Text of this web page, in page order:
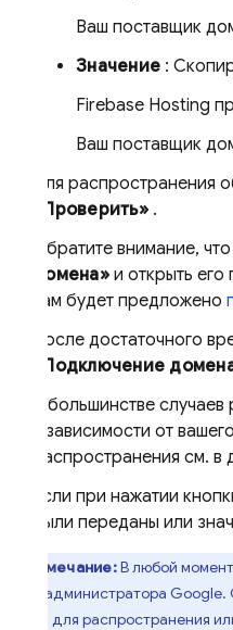
Ваш поставщик
Значение :
Firebase Hosting
Ваш поставщик
Для распространения
«Проверить».
Обратите внимание,
домена»и открыть его
вам будет предложено
После достаточного
«Подключение
В большинстве
в зависимости от
распространения см.
Если при нажатии
были переданы или
Примечание:В любой
панели администратора
времени для распространения